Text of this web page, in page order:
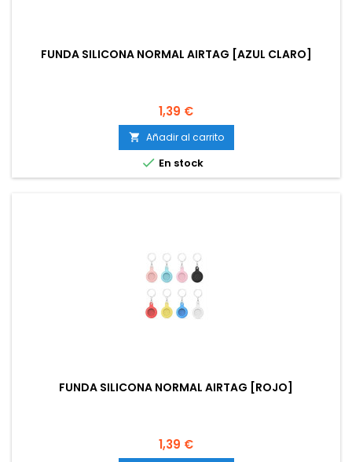
FUNDA SILICONA NORMAL AIRTAG [AZUL CLARO]
Precio
1,39 €
 Añadir al carrito
 En stock
FUNDA SILICONA NORMAL AIRTAG [ROJO]
Precio
1,39 €